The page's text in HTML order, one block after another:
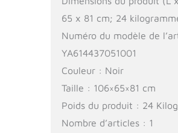
65 x 81 cm; 24
Numéro du modèle de
YA614437051001
Couleur : Noir
Taille : 106×65×81 cm
Poids du produit : 24
Nombre d’articles : 1